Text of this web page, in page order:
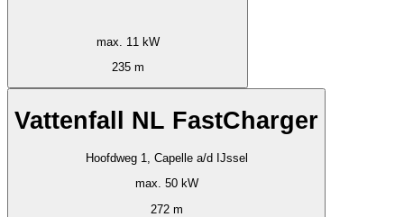
max. 11 kW
235 m
Vattenfall NL FastCharger
Hoofdweg 1, Capelle a/d IJssel
max. 50 kW
272 m